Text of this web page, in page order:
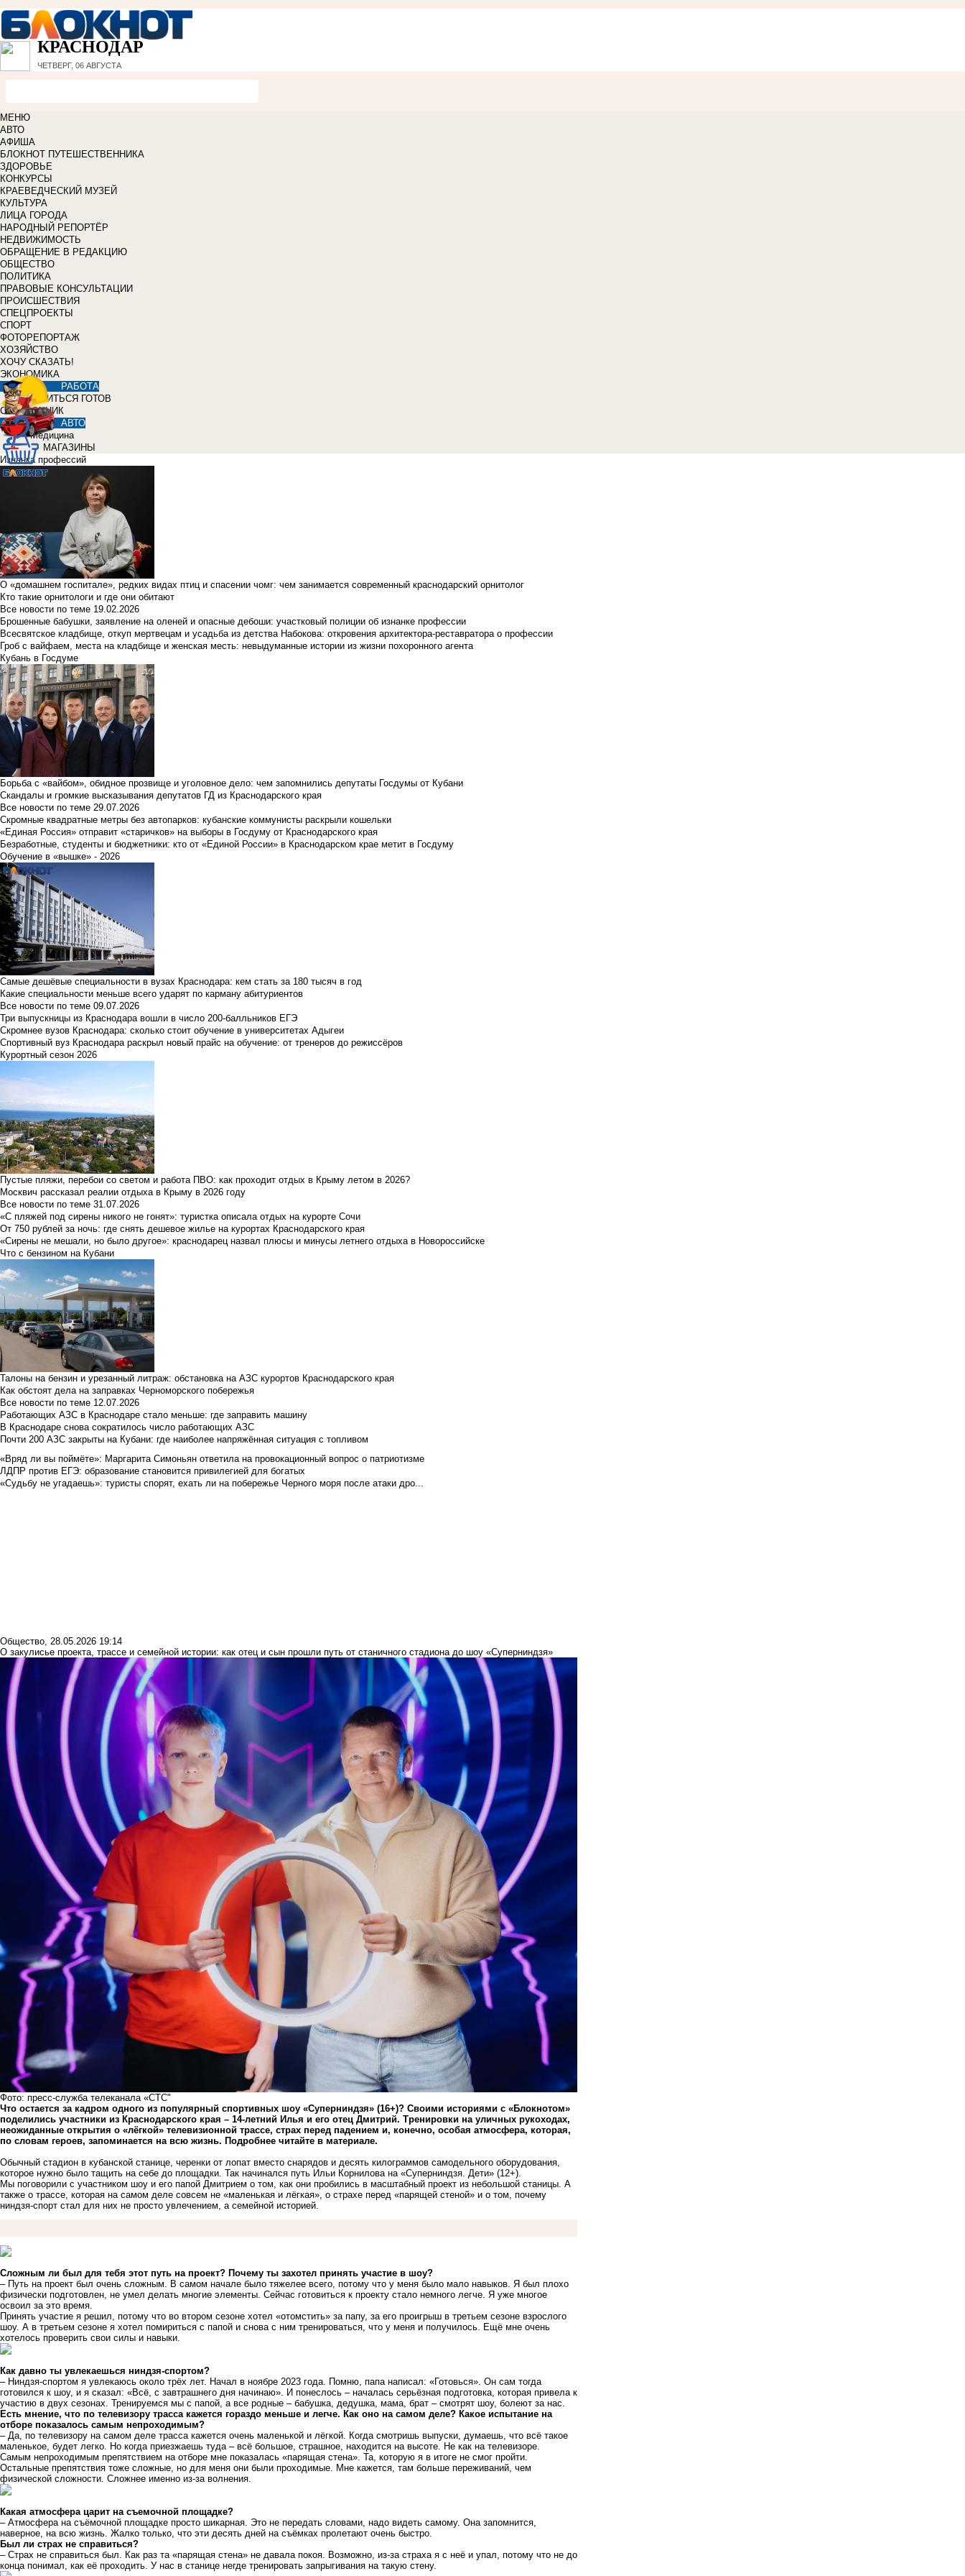
КРАСНОДАР
ЧЕТВЕРГ, 06 АВГУСТА
МЕНЮ
АВТО
АФИША
БЛОКНОТ ПУТЕШЕСТВЕННИКА
ЗДОРОВЬЕ
КОНКУРСЫ
КРАЕВЕДЧЕСКИЙ МУЗЕЙ
КУЛЬТУРА
ЛИЦА ГОРОДА
НАРОДНЫЙ РЕПОРТЁР
НЕДВИЖИМОСТЬ
ОБРАЩЕНИЕ В РЕДАКЦИЮ
ОБЩЕСТВО
ПОЛИТИКА
ПРАВОВЫЕ КОНСУЛЬТАЦИИ
ПРОИСШЕСТВИЯ
СПЕЦПРОЕКТЫ
СПОРТ
ФОТОРЕПОРТАЖ
ХОЗЯЙСТВО
ХОЧУ СКАЗАТЬ!
ЭКОНОМИКА
РАБОТА
УЧИТЬСЯ ГОТОВ
СПРАВОЧНИК
АВТО
Медицина
МАГАЗИНЫ
Изнанка профессий
О «домашнем госпитале», редких видах птиц и спасении чомг: чем занимается современный краснодарский орнитолог
Кто такие орнитологи и где они обитают
Все новости по теме 19.02.2026
Брошенные бабушки, заявление на оленей и опасные дебоши: участковый полиции об изнанке профессии
Всесвятское кладбище, откуп мертвецам и усадьба из детства Набокова: откровения архитектора-реставратора о профессии
Гроб с вайфаем, места на кладбище и женская месть: невыдуманные истории из жизни похоронного агента
Кубань в Госдуме
Борьба с «вайбом», обидное прозвище и уголовное дело: чем запомнились депутаты Госдумы от Кубани
Скандалы и громкие высказывания депутатов ГД из Краснодарского края
Все новости по теме 29.07.2026
Скромные квадратные метры без автопарков: кубанские коммунисты раскрыли кошельки
«Единая Россия» отправит «старичков» на выборы в Госдуму от Краснодарского края
Безработные, студенты и бюджетники: кто от «Единой России» в Краснодарском крае метит в Госдуму
Обучение в «вышке» - 2026
Самые дешёвые специальности в вузах Краснодара: кем стать за 180 тысяч в год
Какие специальности меньше всего ударят по карману абитуриентов
Все новости по теме 09.07.2026
Три выпускницы из Краснодара вошли в число 200-балльников ЕГЭ
Скромнее вузов Краснодара: сколько стоит обучение в университетах Адыгеи
Спортивный вуз Краснодара раскрыл новый прайс на обучение: от тренеров до режиссёров
Курортный сезон 2026
Пустые пляжи, перебои со светом и работа ПВО: как проходит отдых в Крыму летом в 2026?
Москвич рассказал реалии отдыха в Крыму в 2026 году
Все новости по теме 31.07.2026
«С пляжей под сирены никого не гонят»: туристка описала отдых на курорте Сочи
От 750 рублей за ночь: где снять дешевое жилье на курортах Краснодарского края
«Сирены не мешали, но было другое»: краснодарец назвал плюсы и минусы летнего отдыха в Новороссийске
Что с бензином на Кубани
Талоны на бензин и урезанный литраж: обстановка на АЗС курортов Краснодарского края
Как обстоят дела на заправках Черноморского побережья
Все новости по теме 12.07.2026
Работающих АЗС в Краснодаре стало меньше: где заправить машину
В Краснодаре снова сократилось число работающих АЗС
Почти 200 АЗС закрыты на Кубани: где наиболее напряжённая ситуация с топливом
«Вряд ли вы поймёте»: Маргарита Симоньян ответила на провокационный вопрос о патриотизме
ЛДПР против ЕГЭ: образование становится привилегией для богатых
«Судьбу не угадаешь»: туристы спорят, ехать ли на побережье Черного моря после атаки дро...
Общество, 28.05.2026 19:14
О закулисье проекта, трассе и семейной истории: как отец и сын прошли путь от станичного стадиона до шоу «Суперниндзя»
Фото: пресс-служба телеканала «СТС"
Что остается за кадром одного из популярный спортивных шоу «Суперниндзя» (16+)? Своими историями с «Блокнотом»
поделились участники из Краснодарского края – 14-летний Илья и его отец Дмитрий. Тренировки на уличных рукоходах,
неожиданные открытия о «лёгкой» телевизионной трассе, страх перед падением и, конечно, особая атмосфера, которая,
по словам героев, запоминается на всю жизнь. Подробнее читайте в материале.
Обычный стадион в кубанской станице, черенки от лопат вместо снарядов и десять килограммов самодельного оборудования,
которое нужно было тащить на себе до площадки. Так начинался путь Ильи Корнилова на «Суперниндзя. Дети» (12+).
Мы поговорили с участником шоу и его папой Дмитрием о том, как они пробились в масштабный проект из небольшой станицы. А
также о трассе, которая на самом деле совсем не «маленькая и лёгкая», о страхе перед «парящей стеной» и о том, почему
ниндзя-спорт стал для них не просто увлечением, а семейной историей.
Сложным ли был для тебя этот путь на проект? Почему ты захотел принять участие в шоу?
– Путь на проект был очень сложным. В самом начале было тяжелее всего, потому что у меня было мало навыков. Я был плохо
физически подготовлен, не умел делать многие элементы. Сейчас готовиться к проекту стало немного легче. Я уже многое
освоил за это время.
Принять участие я решил, потому что во втором сезоне хотел «отомстить» за папу, за его проигрыш в третьем сезоне взрослого
шоу. А в третьем сезоне я хотел помириться с папой и снова с ним тренироваться, что у меня и получилось. Ещё мне очень
хотелось проверить свои силы и навыки.
Как давно ты увлекаешься ниндзя-спортом?
– Ниндзя-спортом я увлекаюсь около трёх лет. Начал в ноябре 2023 года. Помню, папа написал: «Готовься». Он сам тогда
готовился к шоу, и я сказал: «Всё, с завтрашнего дня начинаю». И понеслось – началась серьёзная подготовка, которая привела к
участию в двух сезонах. Тренируемся мы с папой, а все родные – бабушка, дедушка, мама, брат – смотрят шоу, болеют за нас.
Есть мнение, что по телевизору трасса кажется гораздо меньше и легче. Как оно на самом деле? Какое испытание на
отборе показалось самым непроходимым?
– Да, по телевизору на самом деле трасса кажется очень маленькой и лёгкой. Когда смотришь выпуски, думаешь, что всё такое
маленькое, будет легко. Но когда приезжаешь туда – всё большое, страшное, находится на высоте. Не как на телевизоре.
Самым непроходимым препятствием на отборе мне показалась «парящая стена». Та, которую я в итоге не смог пройти.
Остальные препятствия тоже сложные, но для меня они были проходимые. Мне кажется, там больше переживаний, чем
физической сложности. Сложнее именно из-за волнения.
Какая атмосфера царит на съемочной площадке?
– Атмосфера на съёмочной площадке просто шикарная. Это не передать словами, надо видеть самому. Она запомнится,
наверное, на всю жизнь. Жалко только, что эти десять дней на съёмках пролетают очень быстро.
Был ли страх не справиться?
– Страх не справиться был. Как раз та «парящая стена» не давала покоя. Возможно, из-за страха я с неё и упал, потому что не до
конца понимал, как её проходить. У нас в станице негде тренировать запрыгивания на такую стену.